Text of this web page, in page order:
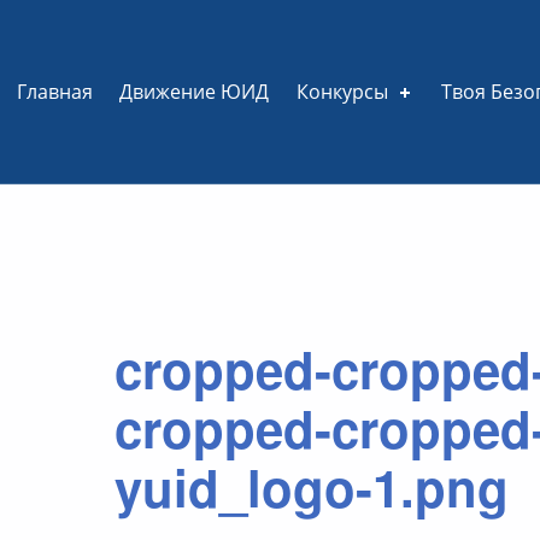
Главная Движение ЮИД Конкурсы Твоя
cropped-
cropped-
yuid_logo-1.png